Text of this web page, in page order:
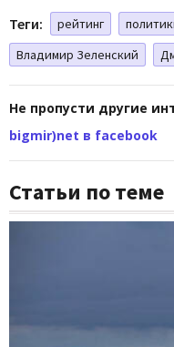
Теги: рейтинг
Владимир Зеленский
Не пропусти другие
bigmir)net в facebook
Статьи по теме